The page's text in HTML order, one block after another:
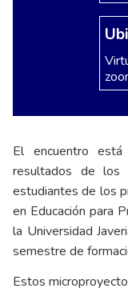
El encuentro
resultados de los
estudiantes de los
en Educación para
la Universidad
semestre de
Estos